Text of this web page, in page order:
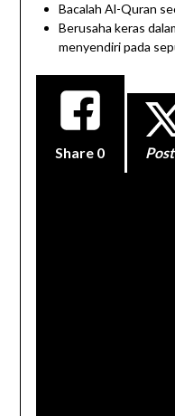
Bacalah Al-Quran
Berusaha keras
menyendiri pada
Share 0